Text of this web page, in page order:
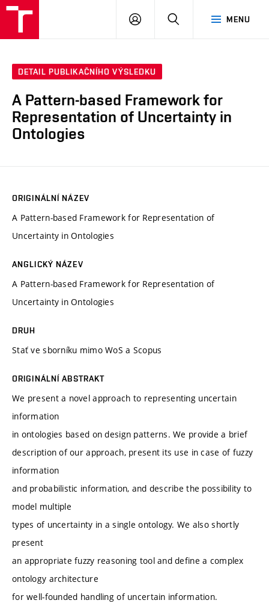
MENU
PŘIHLÁSIT
DETAIL PUBLIKAČNÍHO VÝSLEDKU
A Pattern-based Framework for
Representation of Uncertainty in
Ontologies
ORIGINÁLNÍ NÁZEV
A Pattern-based Framework for Representation of
Uncertainty in Ontologies
ANGLICKÝ NÁZEV
A Pattern-based Framework for Representation of
Uncertainty in Ontologies
DRUH
Stať ve sborníku mimo WoS a Scopus
ORIGINÁLNÍ ABSTRAKT
We present a novel approach to representing uncertain
information
in ontologies based on design patterns. We provide a brief
description of our approach, present its use in case of fuzzy
information
and probabilistic information, and describe the possibility to
model multiple
types of uncertainty in a single ontology. We also shortly
present
an appropriate fuzzy reasoning tool and define a complex
ontology architecture
for well-founded handling of uncertain information.